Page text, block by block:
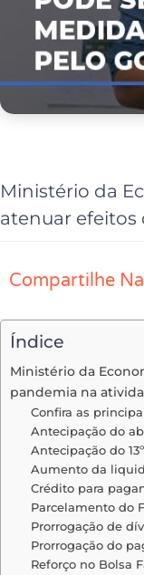
Ministério da
atenuar
Compartilhe
Índice
Ministério da
pandemia na
Confira as
Antecipação do
Antecipação do
Aumento da
Crédito para
Parcelamento do
Prorrogação de
Prorrogação do
Reforço no Bolsa